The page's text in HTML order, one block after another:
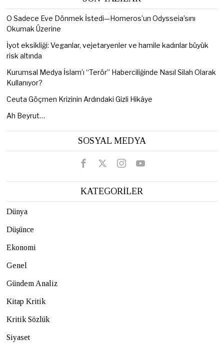
O Sadece Eve Dönmek İstedi—Homeros’un Odysseia’sını
Okumak Üzerine
İyot eksikliği: Veganlar, vejetaryenler ve hamile kadınlar büyük
risk altında
Kurumsal Medya İslam’ı “Terör” Haberciliğinde Nasıl Silah Olarak
Kullanıyor?
Ceuta Göçmen Krizinin Ardındaki Gizli Hikâye
Ah Beyrut…
SOSYAL MEDYA
KATEGORİLER
Dünya
Düşünce
Ekonomi
Genel
Gündem Analiz
Kitap Kritik
Kritik Sözlük
Siyaset